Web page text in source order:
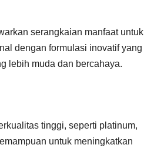
serangkaian manfaat untuk
dengan formulasi inovatif yang
lebih muda dan bercahaya.
tinggi, seperti platinum,
untuk meningkatkan